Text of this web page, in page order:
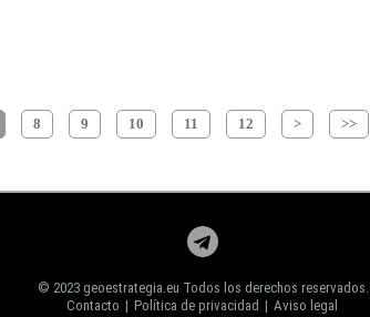
8 9 10 11 12 > >>
© 2023 geoestrategia.eu Todos los derechos reservados.
Contacto | Política de privacidad | Aviso legal